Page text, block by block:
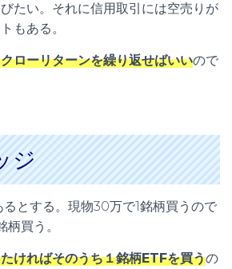
たい。それに信用取引には空売りが
もある。
ローリターンを繰り返せばいいので
ジ
とする。現物30万で1銘柄買うので
買う。
ければそのうち１銘柄ETFを買うの